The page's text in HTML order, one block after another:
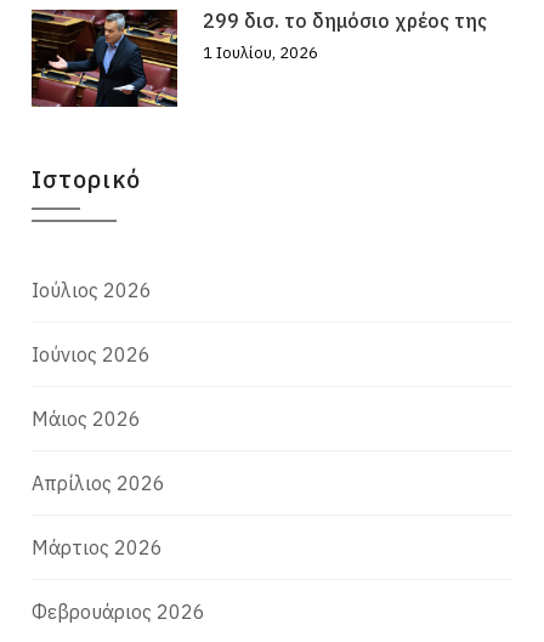
299 δισ. το δημόσιο χρέος της
1 Ιουλίου, 2026
Ιστορικό
Ιούλιος 2026
Ιούνιος 2026
Μάιος 2026
Απρίλιος 2026
Μάρτιος 2026
Φεβρουάριος 2026